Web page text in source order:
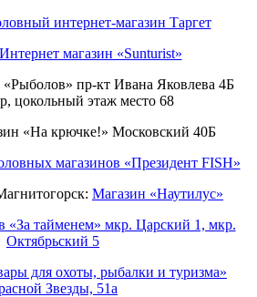
интернет-магазин Таргет
Интернет магазин «Sunturist»
пр-кт Ивана Яковлева 4Б
цокольный этаж место 68
«На крючке!» Московский 40Б
магазинов «Президент FISH»
Магазин «Наутилус»
«За тайменем» мкр. Царский 1, мкр.
Октябрьский 5
для охоты, рыбалки и туризма»
Звезды, 51а